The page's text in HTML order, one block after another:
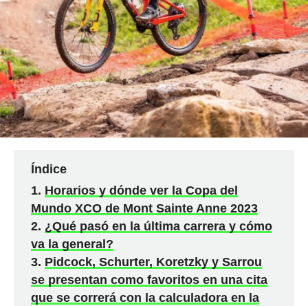
Índice
Horarios y dónde ver la Copa del
Mundo XCO de Mont Sainte Anne 2023
¿Qué pasó en la última carrera y cómo
va la general?
Pidcock, Schurter, Koretzky y Sarrou
se presentan como favoritos en una cita
que se correrá con la calculadora en la